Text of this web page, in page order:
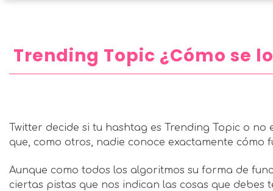
Trending Topic ¿Cómo se
Twitter decide si tu hashtag es Trending Topic o
que, como otros, nadie conoce exactamente cómo
Aunque como todos los algoritmos su forma de
ciertas pistas que nos indican las cosas que debes